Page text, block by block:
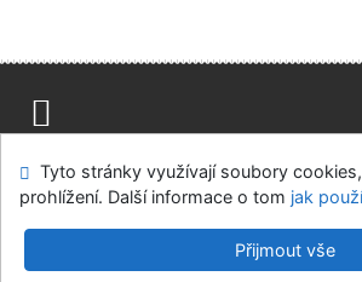
Modul OpenSearch
Napište nám
Univerzitní knihovna - Univerzita Hradec
Tyto stránky využívají soubory
prohlížení. Další informace o tom jak
Přijmout vše